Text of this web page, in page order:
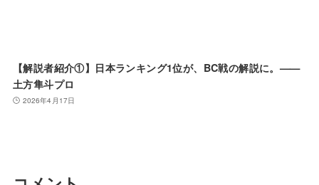
【解説者紹介①】日本ランキング1位が、BC戦の解説に。——
土方隼斗プロ
2026年4月17日